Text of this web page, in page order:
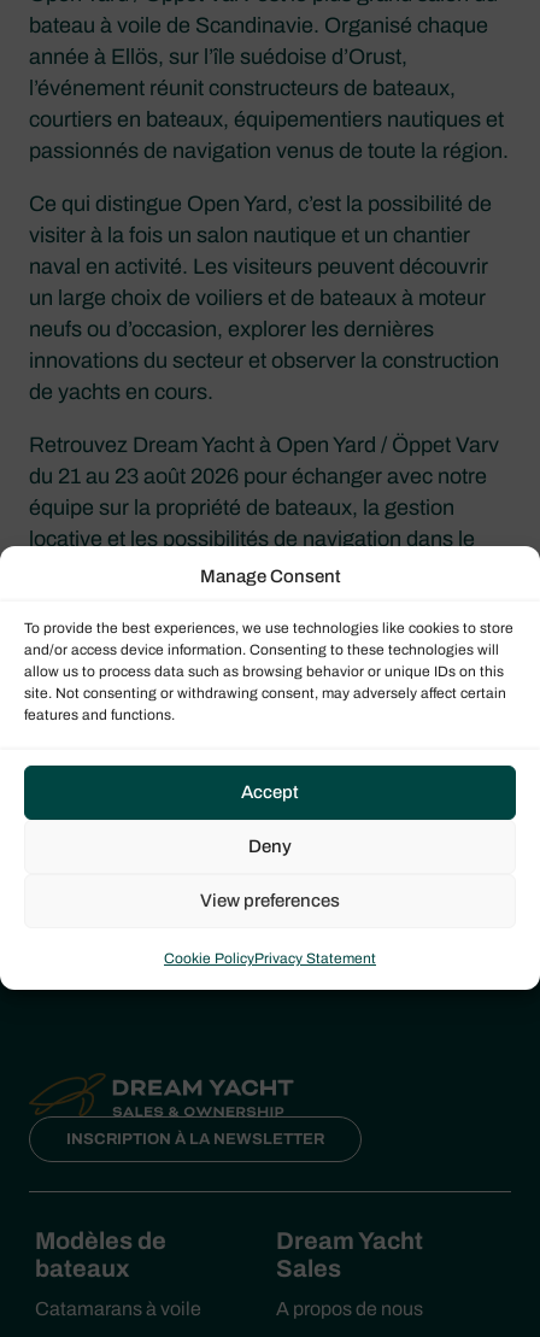
Manage Consent
To provide the best experiences, we use technologies like cookies to store
and/or access device information. Consenting to these technologies will
allow us to process data such as browsing behavior or unique IDs on this
site. Not consenting or withdrawing consent, may adversely affect certain
features and functions.
Accept
Deny
View preferences
Cookie PolicyPrivacy Statement
bateau à voile de Scandinavie. Organisé chaque
année à Ellös, sur l’île suédoise d’Orust,
l’événement réunit constructeurs de bateaux,
courtiers en bateaux, équipementiers nautiques et
passionnés de navigation venus de toute la région.
Ce qui distingue Open Yard, c’est la possibilité de
visiter à la fois un salon nautique et un chantier
naval en activité. Les visiteurs peuvent découvrir
un large choix de voiliers et de bateaux à moteur
neufs ou d’occasion, explorer les dernières
innovations du secteur et observer la construction
de yachts en cours.
Retrouvez Dream Yacht à Open Yard / Öppet Varv
du 21 au 23 août 2026 pour échanger avec notre
équipe sur la propriété de bateaux, la gestion
locative et les possibilités de navigation dans le
En savoir plus
Demandez plus d’informations dès aujourd’hui et
équipe mondiale vous contactera pour vous
donner des informations complémentaires.
INSCRIPTION À LA NEWSLETTER
Modèles de
bateaux
Catamarans à voile
Dream Yacht
Sales
A propos de nous